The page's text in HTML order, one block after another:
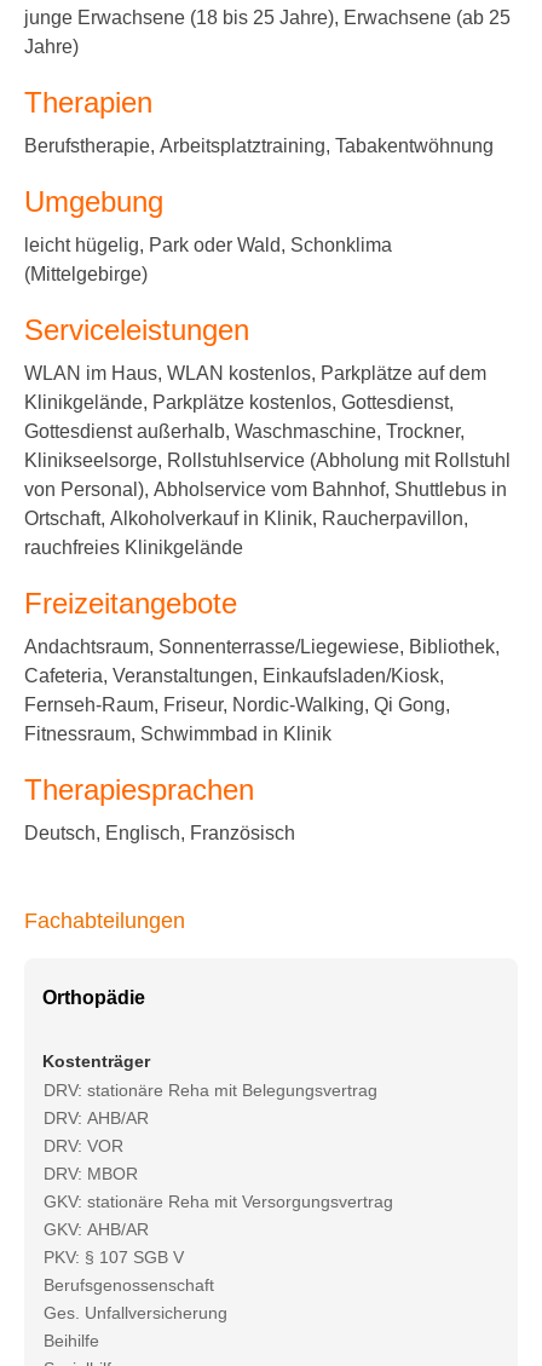
junge Erwachsene (18 bis 25 Jahre), Erwachsene (ab 25
Jahre)
Therapien
Berufstherapie, Arbeitsplatztraining, Tabakentwöhnung
Umgebung
leicht hügelig, Park oder Wald, Schonklima
(Mittelgebirge)
Serviceleistungen
WLAN im Haus, WLAN kostenlos, Parkplätze auf dem
Klinikgelände, Parkplätze kostenlos, Gottesdienst,
Gottesdienst außerhalb, Waschmaschine, Trockner,
Klinikseelsorge, Rollstuhlservice (Abholung mit Rollstuhl
von Personal), Abholservice vom Bahnhof, Shuttlebus in
Ortschaft, Alkoholverkauf in Klinik, Raucherpavillon,
rauchfreies Klinikgelände
Freizeitangebote
Andachtsraum, Sonnenterrasse/Liegewiese, Bibliothek,
Cafeteria, Veranstaltungen, Einkaufsladen/Kiosk,
Fernseh-Raum, Friseur, Nordic-Walking, Qi Gong,
Fitnessraum, Schwimmbad in Klinik
Therapiesprachen
Deutsch, Englisch, Französisch
Fachabteilungen
Orthopädie
Kostenträger
DRV: stationäre Reha mit Belegungsvertrag
DRV: AHB/AR
DRV: VOR
DRV: MBOR
GKV: stationäre Reha mit Versorgungsvertrag
GKV: AHB/AR
PKV: § 107 SGB V
Berufsgenossenschaft
Ges. Unfallversicherung
Beihilfe